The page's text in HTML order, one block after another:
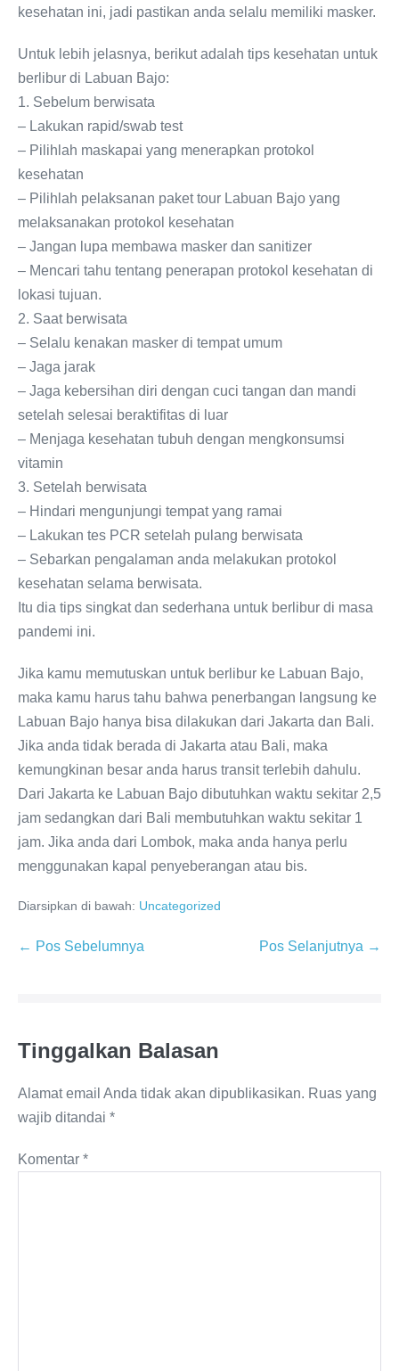
kesehatan ini, jadi pastikan anda selalu memiliki masker.
Untuk lebih jelasnya, berikut adalah tips kesehatan untuk
berlibur di Labuan Bajo:
1. Sebelum berwisata
– Lakukan rapid/swab test
– Pilihlah maskapai yang menerapkan protokol
kesehatan
– Pilihlah pelaksanan paket tour Labuan Bajo yang
melaksanakan protokol kesehatan
– Jangan lupa membawa masker dan sanitizer
– Mencari tahu tentang penerapan protokol kesehatan di
lokasi tujuan.
2. Saat berwisata
– Selalu kenakan masker di tempat umum
– Jaga jarak
– Jaga kebersihan diri dengan cuci tangan dan mandi
setelah selesai beraktifitas di luar
– Menjaga kesehatan tubuh dengan mengkonsumsi
vitamin
3. Setelah berwisata
– Hindari mengunjungi tempat yang ramai
– Lakukan tes PCR setelah pulang berwisata
– Sebarkan pengalaman anda melakukan protokol
kesehatan selama berwisata.
Itu dia tips singkat dan sederhana untuk berlibur di masa
pandemi ini.
Jika kamu memutuskan untuk berlibur ke Labuan Bajo,
maka kamu harus tahu bahwa penerbangan langsung ke
Labuan Bajo hanya bisa dilakukan dari Jakarta dan Bali.
Jika anda tidak berada di Jakarta atau Bali, maka
kemungkinan besar anda harus transit terlebih dahulu.
Dari Jakarta ke Labuan Bajo dibutuhkan waktu sekitar 2,5
jam sedangkan dari Bali membutuhkan waktu sekitar 1
jam. Jika anda dari Lombok, maka anda hanya perlu
menggunakan kapal penyeberangan atau bis.
Diarsipkan di bawah: Uncategorized
Navigasi
← Pos Sebelumnya Pos Selanjutnya →
Tinggalkan Balasan
Alamat email Anda tidak akan dipublikasikan. Ruas yang
wajib ditandai *
Komentar *